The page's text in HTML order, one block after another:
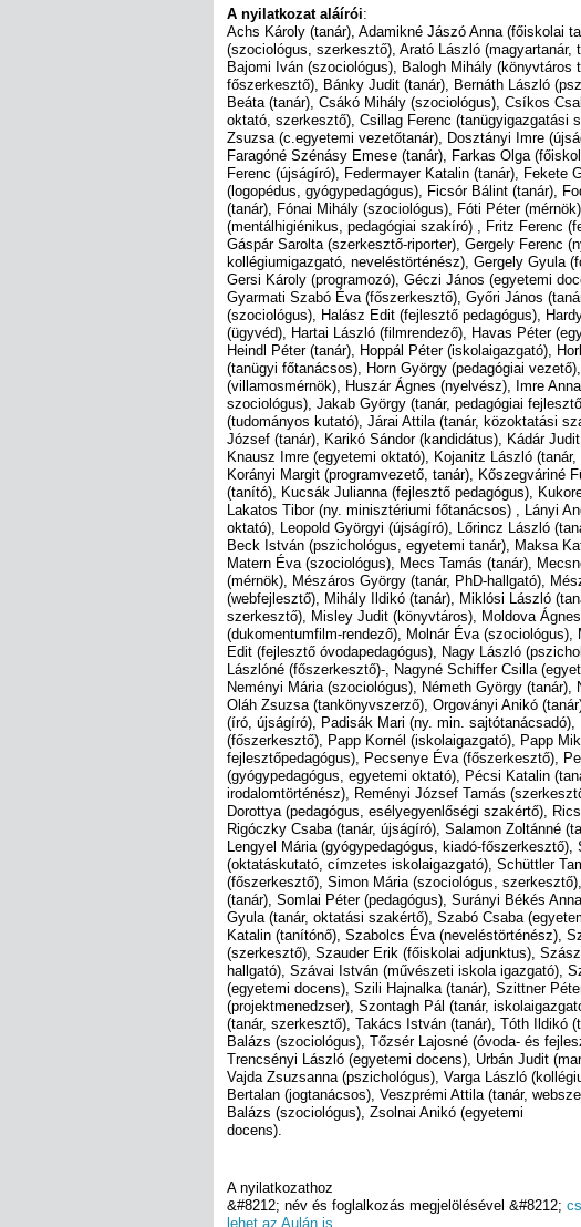
A nyilatkozat aláírói:
Achs Károly (tanár), Adamikné Jászó Anna (főiskolai
(szociológus, szerkesztő), Arató László (magyartanár,
Bajomi Iván (szociológus), Balogh Mihály (könyvtáros
főszerkesztő), Bánky Judit (tanár), Bernáth László
Beáta (tanár), Csákó Mihály (szociológus), Csíkos
oktató, szerkesztő), Csillag Ferenc (tanügyigazgatási
Zsuzsa (c.egyetemi vezetőtanár), Dosztányi Imre
Faragóné Szénásy Emese (tanár), Farkas Olga
Ferenc (újságíró), Federmayer Katalin (tanár), Fekete
(logopédus, gyógypedagógus), Ficsór Bálint (tanár),
(tanár), Fónai Mihály (szociológus), Fóti Péter
(mentálhigiénikus, pedagógiai szakíró) , Fritz Ferenc
Gáspár Sarolta (szerkesztő-riporter), Gergely Ferenc
kollégiumigazgató, neveléstörténész), Gergely Gyula
Gersi Károly (programozó), Géczi János (egyetemi
Gyarmati Szabó Éva (főszerkesztő), Győri János
(szociológus), Halász Edit (fejlesztő pedagógus),
(ügyvéd), Hartai László (filmrendező), Havas Péter
Heindl Péter (tanár), Hoppál Péter (iskolaigazgató),
(tanügyi főtanácsos), Horn György (pedagógiai
(villamosmérnök), Huszár Ágnes (nyelvész), Imre
szociológus), Jakab György (tanár, pedagógiai
(tudományos kutató), Járai Attila (tanár, közoktatási
József (tanár), Karikó Sándor (kandidátus), Kádár
Knausz Imre (egyetemi oktató), Kojanitz László
Korányi Margit (programvezető, tanár), Kőszegváriné
(tanító), Kucsák Julianna (fejlesztő pedagógus),
Lakatos Tibor (ny. minisztériumi főtanácsos) , Lányi
oktató), Leopold Györgyi (újságíró), Lőrincz László
Beck István (pszichológus, egyetemi tanár), Maksa
Matern Éva (szociológus), Mecs Tamás (tanár),
(mérnök), Mészáros György (tanár, PhD-hallgató),
(webfejlesztő), Mihály Ildikó (tanár), Miklósi László
szerkesztő), Misley Judit (könyvtáros), Moldova Ágnes
(dukomentumfilm-rendező), Molnár Éva (szociológus),
Edit (fejlesztő óvodapedagógus), Nagy László
Lászlóné (főszerkesztő)-, Nagyné Schiffer Csilla
Neményi Mária (szociológus), Németh György (tanár),
Oláh Zsuzsa (tankönyvszerző), Orgoványi Anikó
(író, újságíró), Padisák Mari (ny. min. sajtótanácsadó),
(főszerkesztő), Papp Kornél (iskolaigazgató), Papp
fejlesztőpedagógus), Pecsenye Éva (főszerkesztő),
(gyógypedagógus, egyetemi oktató), Pécsi Katalin
irodalomtörténész), Reményi József Tamás
Dorottya (pedagógus, esélyegyenlőségi szakértő),
Rigóczky Csaba (tanár, újságíró), Salamon Zoltánné
Lengyel Mária (gyógypedagógus, kiadó-főszerkesztő),
(oktatáskutató, címzetes iskolaigazgató), Schüttler
(főszerkesztő), Simon Mária (szociológus,
(tanár), Somlai Péter (pedagógus), Surányi Békés
Gyula (tanár, oktatási szakértő), Szabó Csaba
Katalin (tanítónő), Szabolcs Éva (neveléstörténész),
(szerkesztő), Szauder Erik (főiskolai adjunktus),
hallgató), Szávai István (művészeti iskola igazgató),
(egyetemi docens), Szili Hajnalka (tanár), Szittner
(projektmenedzser), Szontagh Pál (tanár,
(tanár, szerkesztő), Takács István (tanár), Tóth Ildikó
Balázs (szociológus), Tőzsér Lajosné (óvoda- és
Trencsényi László (egyetemi docens), Urbán Judit
Vajda Zsuzsanna (pszichológus), Varga László
Bertalan (jogtanácsos), Veszprémi Attila (tanár,
Balázs (szociológus), Zsolnai Anikó (egyetemi
docens).
A nyilatkozathoz
&#8212; név és foglalkozás megjelölésével &#8212;
lehet az Aulán is